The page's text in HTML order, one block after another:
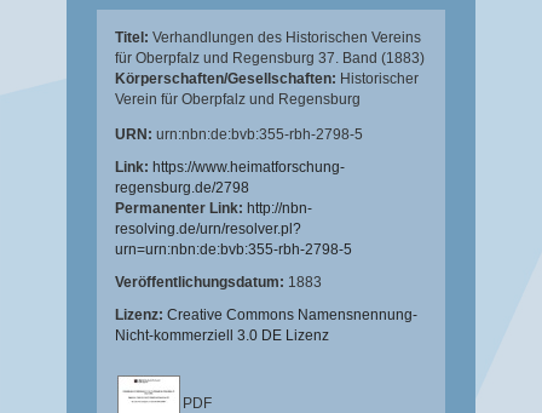
Titel: Verhandlungen des Historischen Vereins
für Oberpfalz und Regensburg 37. Band (1883)
Körperschaften/Gesellschaften: Historischer
Verein für Oberpfalz und Regensburg
URN: urn:nbn:de:bvb:355-rbh-2798-5
Link: https://www.heimatforschung-
regensburg.de/2798
Permanenter Link: http://nbn-
resolving.de/urn/resolver.pl?
urn=urn:nbn:de:bvb:355-rbh-2798-5
Veröffentlichungsdatum: 1883
Lizenz: Creative Commons Namensnennung-
Nicht-kommerziell 3.0 DE Lizenz
PDF